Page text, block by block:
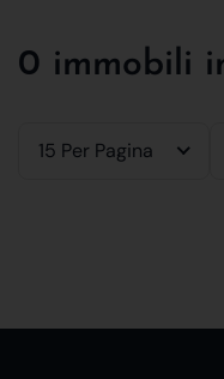
0 immobili
15 Per Pagina